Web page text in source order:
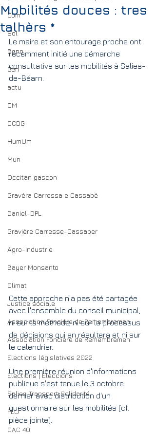
Com
Sol
Bono
Gen
actu
CM
CCBG
HumUm
Mun
Occitan gascon
Gravèra Carressa e Cassabè
Daniel-DPL
Gravière Carresse-Cassaber
Agro-industrie
Bayer Monsanto
Climat
Justice sociale
Association Foncière de Remembremen
Association Foncière de Remembremen
Elections législatives 2022
Elections | Eleccions
Salies Transport Solidarité
PLU
CAC 40
Mobilités douces : tres
talhèrs *
Le maire et son entourage proche ont
récemment initié une démarche
consultative sur les mobilités à Salies-
de-Béarn.
Cette approche n'a pas été partagée
avec l'ensemble du conseil municipal,
ni sur la méthode, ni sur le processus
de décisions qui en résultera et ni sur
le calendrier.
Une première réunion d'informations
publique s'est tenue le 3 octobre
dernier avec distribution d'un
questionnaire sur les mobilités (cf.
pièce jointe).